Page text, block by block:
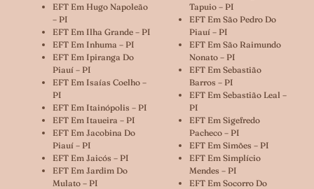
EFT Em Hugo Napoleão
– PI
EFT Em Ilha Grande – PI
EFT Em Inhuma – PI
EFT Em Ipiranga Do
Piauí – PI
EFT Em Isaías Coelho –
PI
EFT Em Itainópolis – PI
EFT Em Itaueira – PI
EFT Em Jacobina Do
Piauí – PI
EFT Em Jaicós – PI
EFT Em Jardim Do
Mulato – PI
Tapuio – PI
EFT Em São Pedro Do
Piauí – PI
EFT Em São Raimundo
Nonato – PI
EFT Em Sebastião
Barros – PI
EFT Em Sebastião Leal –
PI
EFT Em Sigefredo
Pacheco – PI
EFT Em Simões – PI
EFT Em Simplício
Mendes – PI
EFT Em Socorro Do